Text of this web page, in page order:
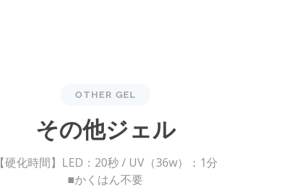
OTHER GEL
その他ジェル
【硬化時間】LED：20秒 / UV（36w）：1分
■かくはん不要